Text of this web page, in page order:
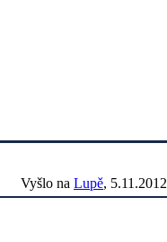
Vyšlo na Lupě, 5.11.2012